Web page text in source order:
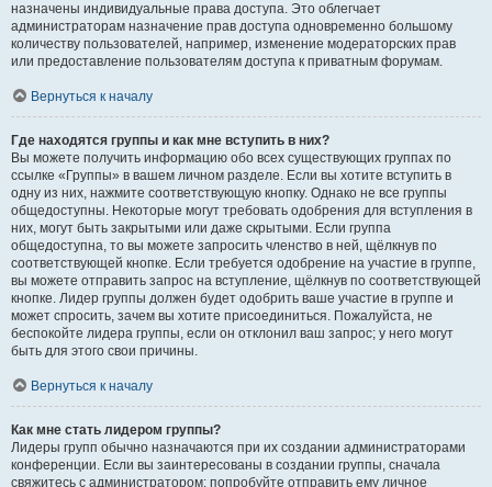
назначены индивидуальные права доступа. Это облегчает
администраторам назначение прав доступа одновременно большому
количеству пользователей, например, изменение модераторских прав
или предоставление пользователям доступа к приватным форумам.
Вернуться к началу
Где находятся группы и как мне вступить в них?
Вы можете получить информацию обо всех существующих группах по
ссылке «Группы» в вашем личном разделе. Если вы хотите вступить в
одну из них, нажмите соответствующую кнопку. Однако не все группы
общедоступны. Некоторые могут требовать одобрения для вступления в
них, могут быть закрытыми или даже скрытыми. Если группа
общедоступна, то вы можете запросить членство в ней, щёлкнув по
соответствующей кнопке. Если требуется одобрение на участие в группе,
вы можете отправить запрос на вступление, щёлкнув по соответствующей
кнопке. Лидер группы должен будет одобрить ваше участие в группе и
может спросить, зачем вы хотите присоединиться. Пожалуйста, не
беспокойте лидера группы, если он отклонил ваш запрос; у него могут
быть для этого свои причины.
Вернуться к началу
Как мне стать лидером группы?
Лидеры групп обычно назначаются при их создании администраторами
конференции. Если вы заинтересованы в создании группы, сначала
свяжитесь с администратором; попробуйте отправить ему личное